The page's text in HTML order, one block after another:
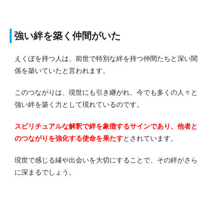
強い絆を築く仲間がいた
えくぼを持つ人は、前世で特別な絆を持つ仲間たちと深い関
係を築いていたと言われます。
このつながりは、現世にも引き継がれ、今でも多くの人々と
強い絆を築く力として現れているのです。
スピリチュアルな解釈で絆を象徴するサインであり、他者と
のつながりを強化する使命を果たすとされています。
現世で感じる縁や出会いを大切にすることで、その絆がさら
に深まるでしょう。